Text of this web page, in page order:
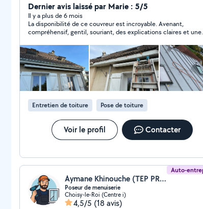
travail de qualité, des techniques éprouvées et un
engagement indéfectible pour protéger et embellir
votre patrimoine parisien."
Dernier avis laissé par Marie : 5/5
Il y a plus de 6 mois
La disponibilité de ce couvreur est incroyable. Avenant,
compréhensif, gentil, souriant, des explications claires et une
recontacterai quand mes projets aboutiront
Entretien de toiture Pose de toiture
Voir le profil Contacter
Auto-
Aymane Khinouche (TEP PRO)
Poseur de menuiserie
Choisy-le-Roi (Centre i)
4,5/5 (18 avis)